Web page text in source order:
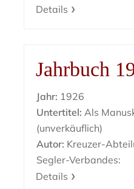
Details
Jahrbuch
Jahr: 1926
Untertitel: Als
(unverkäuflich)
Autor: Kreuzer-
Segler-Verbandes:
Details